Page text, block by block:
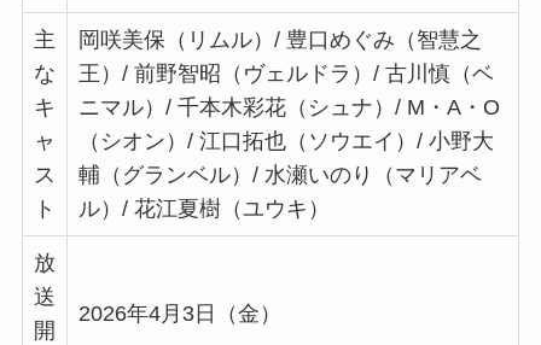
主
な
キ
ャ
ス
ト
岡咲美保（リムル）/ 豊口めぐみ（智慧之
王）/ 前野智昭（ヴェルドラ）/ 古川慎（ベ
ニマル）/ 千本木彩花（シュナ）/ M・A・O
（シオン）/ 江口拓也（ソウエイ）/ 小野大
輔（グランベル）/ 水瀬いのり（マリアベ
ル）/ 花江夏樹（ユウキ）
放
送
開
2026年4月3日（金）